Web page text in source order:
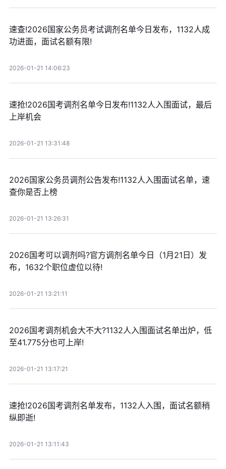
速查!2026国家公务员考试调剂名单今日发布，1132人成
功进面，面试名额有限!
2026-01-21 14:06:23
速抢!2026国考调剂名单今日发布!1132人入围面试，最后
上岸机会
2026-01-21 13:31:48
2026国家公务员调剂公告发布!1132人入围面试名单，速
查你是否上榜
2026-01-21 13:26:31
2026国考可以调剂吗?官方调剂名单今日（1月21日）发
布，1632个职位虚位以待!
2026-01-21 13:21:11
2026国考调剂机会大不大?1132人入围面试名单出炉，低
至41.775分也可上岸!
2026-01-21 13:17:21
速抢!2026国考调剂名单发布，1132人入围，面试名额稍
纵即逝!
2026-01-21 13:11:43